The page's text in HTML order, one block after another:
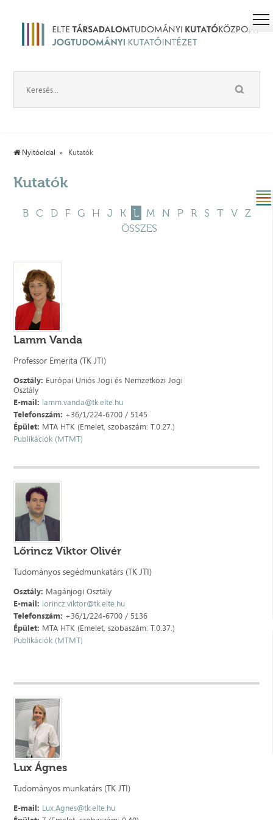
Nyitóoldal Kutatók
Kutatók
B C D F G H J K L M N P R S T V
Z
ÖSSZES
Lamm Vanda
Professor Emerita (TK JTI)
Osztály: Európai Uniós Jogi és Nemzetközi Jogi
Osztály
E-mail: lamm.vanda@tk.elte.hu
Telefonszám: +36/1/224-6700 / 5145
Épület: MTA HTK (Emelet, szobaszám: T.0.27.)
Publikációk (MTMT)
Lőrincz Viktor Olivér
Tudományos segédmunkatárs (TK JTI)
Osztály: Magánjogi Osztály
E-mail: lorincz.viktor@tk.elte.hu
Telefonszám: +36/1/224-6700 / 5136
Épület: MTA HTK (Emelet, szobaszám: T.0.37.)
Publikációk (MTMT)
Lux Ágnes
Tudományos munkatárs (TK JTI)
E-mail: Lux.Agnes@tk.elte.hu